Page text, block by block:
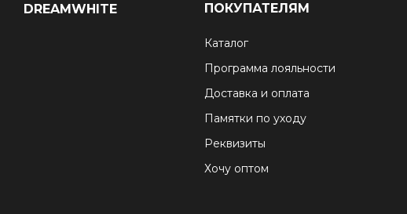
DREAMWHITE ПОКУПАТЕЛЯМ
Каталог
Программа лояльности
Доставка и оплата
Памятки по уходу
Реквизиты
Хочу оптом